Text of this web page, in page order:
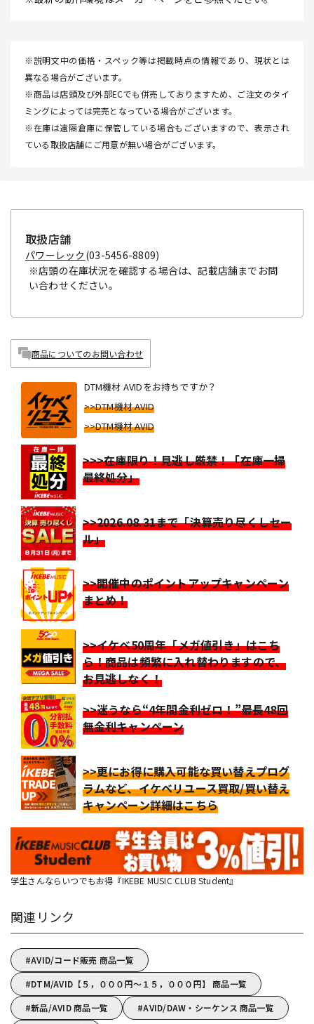
※説明文中の価格・スペック等は掲載時点の情報であり、現状とは
異なる場合がございます。
※商品は店頭及び外部ECでも併売しておりますため、ご注文のタイ
ミングによっては完売となっている場合がございます。
※在庫は遠隔倉庫に保管している場合もございますので、表示され
ている取扱店舗にご用意が無い場合がございます。
取扱店舗
パワーレック (03-5456-8809)
※店頭の在庫状況を確認する場合は、記載店舗までお問
い合わせください。
商品についてのお問い合わせ
DTM機材 AVIDをお持ちですか？
>>DTM機材 AVID
>>DTM機材 AVID
>>>在庫限り！見逃し厳禁！「在庫一掃
最終処分」
>>2026.08.31まで「決算売り尽くしセー
ル」
>>開催中のポイントアップキャンペーン
まとめ！
>>イケベ50周年「メガ値引き」はこち
ら！商品は頻繁に入れ替わりますので、
お見逃しなく！
>>迷うなら“4年間金利ゼロ！”最長48回
無金利キャンペーン
>>更にお得に購入可能な買い替えプログ
ラムなど、イケベリユース買取/買い替え
キャンペーン詳細はこちら
学生さんならいつでもお得『IKEBE MUSIC CLUB Student』
関連リンク
AVID/コード販売 商品一覧
DTM/AVID【５，０００円～１５，０００円】 商品一覧
新品/AVID 商品一覧
AVID/DAW・シーケンス 商品一覧